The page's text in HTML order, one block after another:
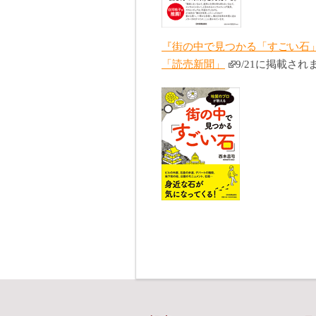
『街の中で見つかる「すごい石
「読売新聞」
9/21に掲載され